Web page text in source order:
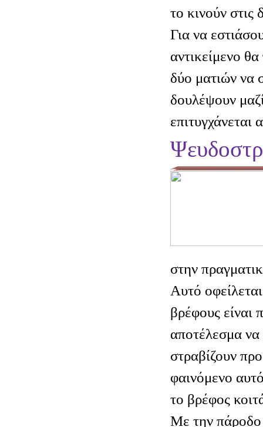
το κινούν στις
Για να
αντικείμενο
δύο ματιών να
δουλέψουν
στην
Αυτό
βρέφους είναι
αποτέλεσμα να
στραβίζουν
φαινόμενο
το βρέφος
Με την